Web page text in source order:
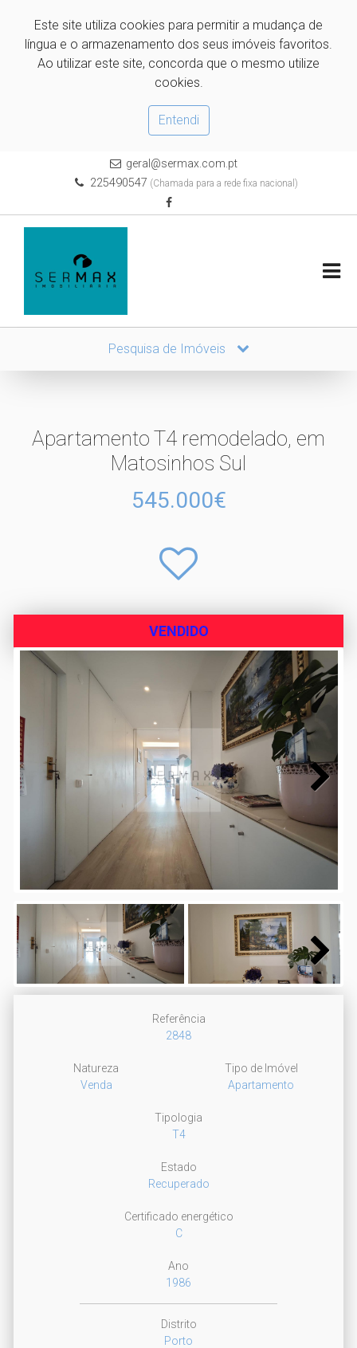
Este site utiliza cookies para permitir a mudança de
língua e o armazenamento dos seus imóveis favoritos.
Ao utilizar este site, concorda que o mesmo utilize
cookies.
Entendi
geral@sermax.com.pt
225490547 (Chamada para a rede fixa nacional)
Pesquisa de Imóveis
Apartamento T4 remodelado, em
Matosinhos Sul
545.000€
VENDIDO
Next
Referência
2848
Natureza
Venda
Tipo de Imóvel
Apartamento
Tipologia
T4
Estado
Recuperado
Certificado energético
C
Ano
1986
Distrito
Porto